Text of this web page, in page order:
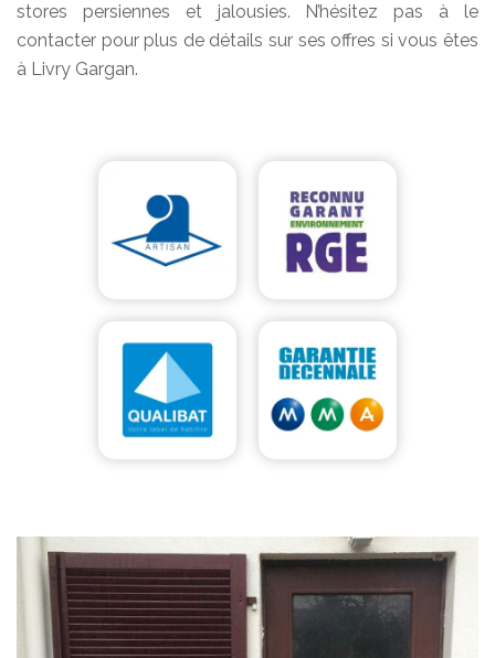
stores persiennes et jalousies. N’hésitez pas à le
contacter pour plus de détails sur ses offres si vous êtes
à Livry Gargan.